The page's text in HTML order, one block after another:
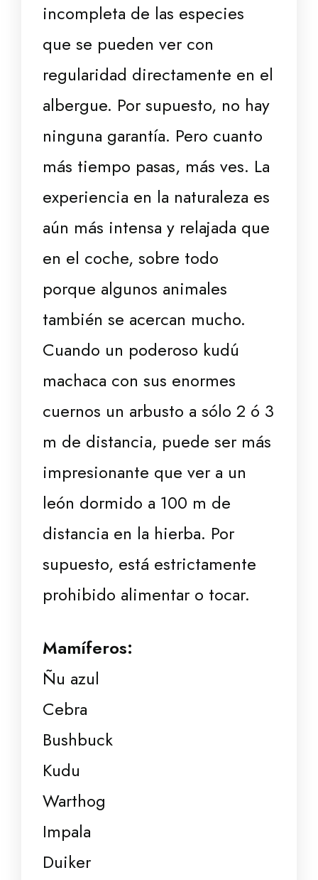
incompleta de las especies
que se pueden ver con
regularidad directamente en el
albergue. Por supuesto, no hay
ninguna garantía. Pero cuanto
más tiempo pasas, más ves. La
experiencia en la naturaleza es
aún más intensa y relajada que
en el coche, sobre todo
porque algunos animales
también se acercan mucho.
Cuando un poderoso kudú
machaca con sus enormes
cuernos un arbusto a sólo 2 ó 3
m de distancia, puede ser más
impresionante que ver a un
león dormido a 100 m de
distancia en la hierba. Por
supuesto, está estrictamente
prohibido alimentar o tocar.
Mamíferos:
Ñu azul
Cebra
Bushbuck
Kudu
Warthog
Impala
Duiker